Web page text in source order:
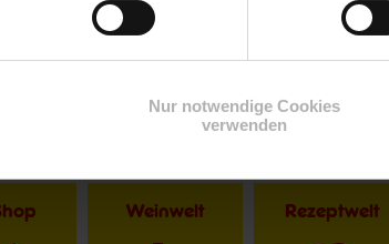
Nur notwendige Cookies
verwenden
Weinwelt Rezeptwelt